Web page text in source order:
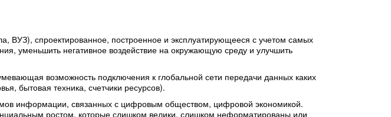
ВУЗ), спроектированное, построенное и эксплуатирующееся с учетом самых
уменьшить негативное воздействие на окружающую среду и улучшить
возможность подключения к глобальной сети передачи данных каких
бытовая техника, счетчики ресурсов).
информации, связанных с цифровым обществом, цифровой экономикой.
ростом, которые слишком велики, слишком неформатированы или